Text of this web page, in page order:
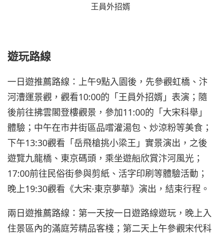
王員外招婿
遊玩路線
一日遊推薦路線：上午9點入園後，先參觀虹橋、汴
河漕運景觀，觀看10:00的「王員外招婿」表演；隨
後前往拂雲閣登樓觀景，參加11:00的「大宋科舉」
體驗；中午在市井街區品嚐灌湯包、炒涼粉等美食；
下午13:30觀看「岳飛槍挑小梁王」實景演出，之後
遊覽九龍橋、東京碼頭，乘坐遊船欣賞汴河風光；
17:00前往民俗街參與剪紙、活字印刷等體驗活動；
晚上19:30觀看《大宋·東京夢華》演出，結束行程。
兩日遊推薦路線：第一天按一日遊路線遊玩，晚上入
住景區內的滿庭芳精品客棧；第二天上午參觀宋代科